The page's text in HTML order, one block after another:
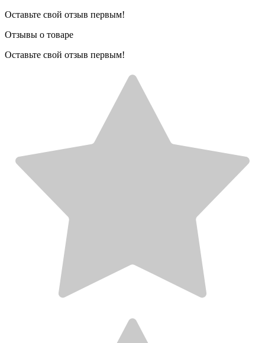
Оставьте свой отзыв первым!
Отзывы о товаре
Оставьте свой отзыв первым!